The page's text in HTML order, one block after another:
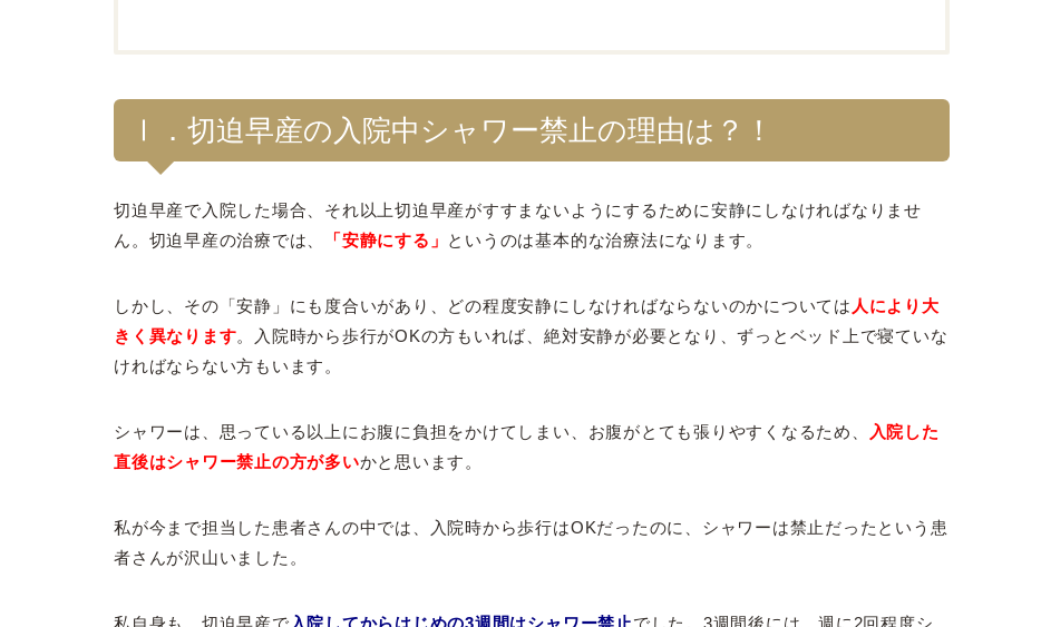
Ⅰ．切迫早産の入院中シャワー禁止の理由は？！
切迫早産で入院した場合、それ以上切迫早産がすすまないようにするために安静にしなければなりませ
ん。切迫早産の治療では、
「安静にする」 というのは基本的な治療法になります。
しかし、その「安静」にも度合いがあり、どの程度安静にしなければならないのかについては 人により大
きく異なります。入院時から歩行がOKの方もいれば、絶対安静が必要となり、ずっとベッド上で寝ていな
ければならない方もいます。
シャワーは、思っている以上にお腹に負担をかけてしまい、お腹がとても張りやすくなるため、
入院した
直後はシャワー禁止の方が多いかと思います。
私が今まで担当した患者さんの中では、入院時から歩行はOKだったのに、シャワーは禁止だったという患
者さんが沢山いました。
私自身も、切迫早産で 入院してからはじめの3週間はシャワー禁止でした。3週間後には、週に2回程度シ